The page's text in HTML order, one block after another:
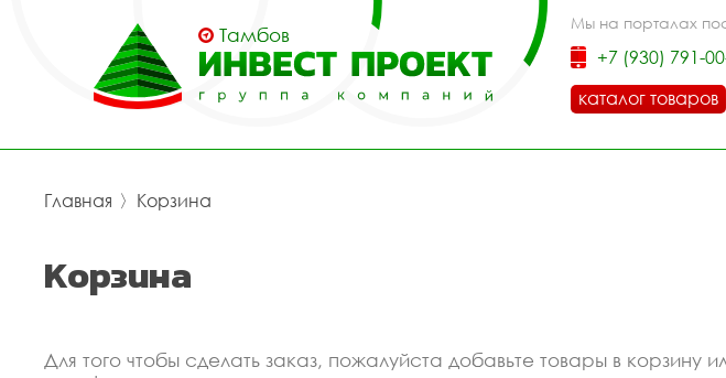
Тамбов
Мы на порталах
+7 (930) 791-
каталог товаров
Главная 〉 Корзина
Корзина
Для того чтобы сделать заказ, пожалуйста добавьте товары в